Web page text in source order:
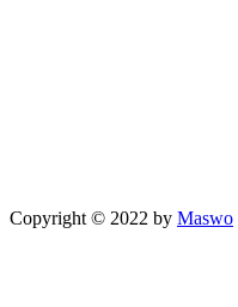
Copyright © 2022 by Maswo